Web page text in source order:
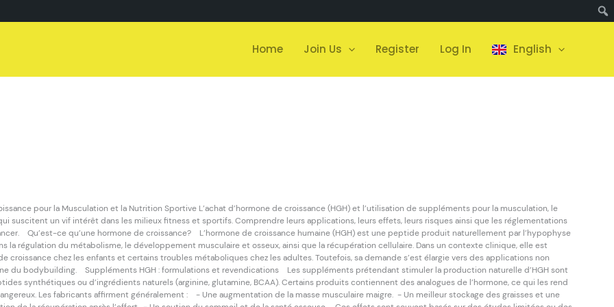
Home Join Us Register Log In English
pour la Musculation et la Nutrition Sportive L’achat d’hormone de croissance (HGH) et l’utilisation de suppléments pour la musculation, le
suscitent un vif intérêt dans les milieux fitness et sportifs. Comprendre leurs applications, leurs effets, leurs risques ainsi que les réglementations
Qu’est-ce qu’une hormone de croissance? L’hormone de croissance humaine (HGH) est une peptide produit naturellement par l’hypophyse
la régulation du métabolisme, le développement musculaire et osseux, ainsi que la récupération cellulaire. Dans un contexte clinique, elle est
croissance chez les enfants et certains troubles métaboliques chez les adultes. Toutefois, sa demande s’est élargie vers des applications non
du bodybuilding. Suppléments HGH : formulations et revendications Les suppléments prétendant stimuler la production naturelle d’HGH sont
synthétiques ou d’ingrédients naturels (arginine, glutamine, BCAA). Certains produits contiennent des analogues de l’hormone, ce qui les rend
Les fabricants affirment généralement : - Une augmentation de la masse musculaire maigre. - Un meilleur stockage des graisses et une